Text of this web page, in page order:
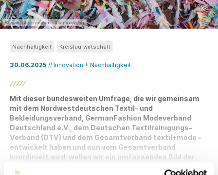
©Istockphoto.com/montiannoowong
30.06.2025 // Innovation + Nachhaltigkeit
Nachhaltigkeit Kreislaufwirtschaft
Mit dieser bundesweiten Umfrage, die wir gemeinsam
mit dem Nordwestdeutschen Textil- und
Bekleidungsverband, GermanFashion Modeverband
Deutschland e.V., dem Deutschen Textilreinigungs-
Verband (DTV) und dem Gesamtverband textil+mode –
entwickelt haben und nun vom Gesamtverband
koordiniert wird, wollen wir ein umfassendes Bild der